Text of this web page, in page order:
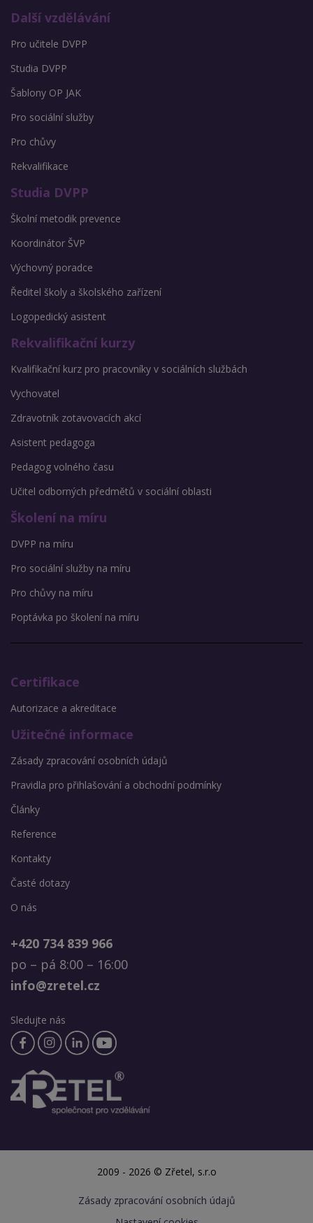
Další vzdělávání
Pro učitele DVPP
Studia DVPP
Šablony OP JAK
Pro sociální služby
Pro chůvy
Rekvalifikace
Studia DVPP
Školní metodik prevence
Koordinátor ŠVP
Výchovný poradce
Ředitel školy a školského zařízení
Logopedický asistent
Rekvalifikační kurzy
Kvalifikační kurz pro pracovníky v sociálních službách
Vychovatel
Zdravotník zotavovacích akcí
Asistent pedagoga
Pedagog volného času
Učitel odborných předmětů v sociální oblasti
Školení na míru
DVPP na míru
Pro sociální služby na míru
Pro chůvy na míru
Poptávka po školení na míru
Certifikace
Autorizace a akreditace
Užitečné informace
Zásady zpracování osobních údajů
Pravidla pro přihlašování a obchodní podmínky
Články
Reference
Kontakty
Časté dotazy
O nás
+420 734 839 966
po – pá 8:00 – 16:00
info@zretel.cz
Sledujte nás
2009 - 2026 © Zřetel, s.r.o
Zásady zpracování osobních údajů